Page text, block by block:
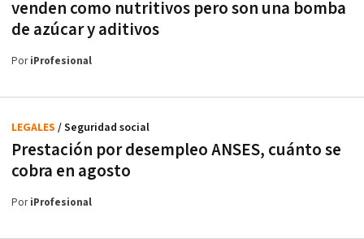
venden como nutritivos pero son una bomba
de azúcar y aditivos
PoriProfesional
Prestación por desempleo ANSES, cuánto se
cobra en agosto
LEGALES / Seguridad social
PoriProfesional